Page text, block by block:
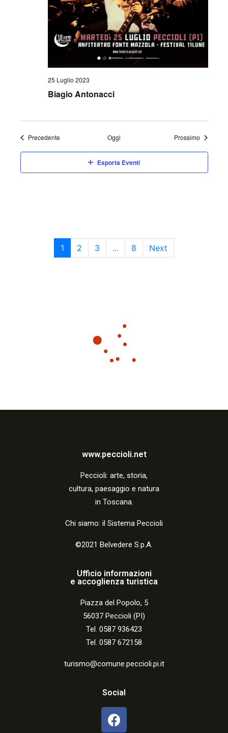
25 Luglio 2023
Biagio Antonacci
PrecedenteEventi Oggi Prossimo Eventi
Esporta Eventi
1 2 3 ... 8 Next
www.peccioli.net
Peccio li: arte, storia,
cultura, paesaggio e natura
in Toscana.
Chi siamo: il Sistema Peccioli
©2021 Belvedere S.p.A.
Ufficio informazioni
e accoglienza turistica
Piazza del Popolo, 5
56037 Peccioli (PI)
Tel. 0587 936423
Tel. 0587 672158
turismo@comune.peccioli.pi.it
Social